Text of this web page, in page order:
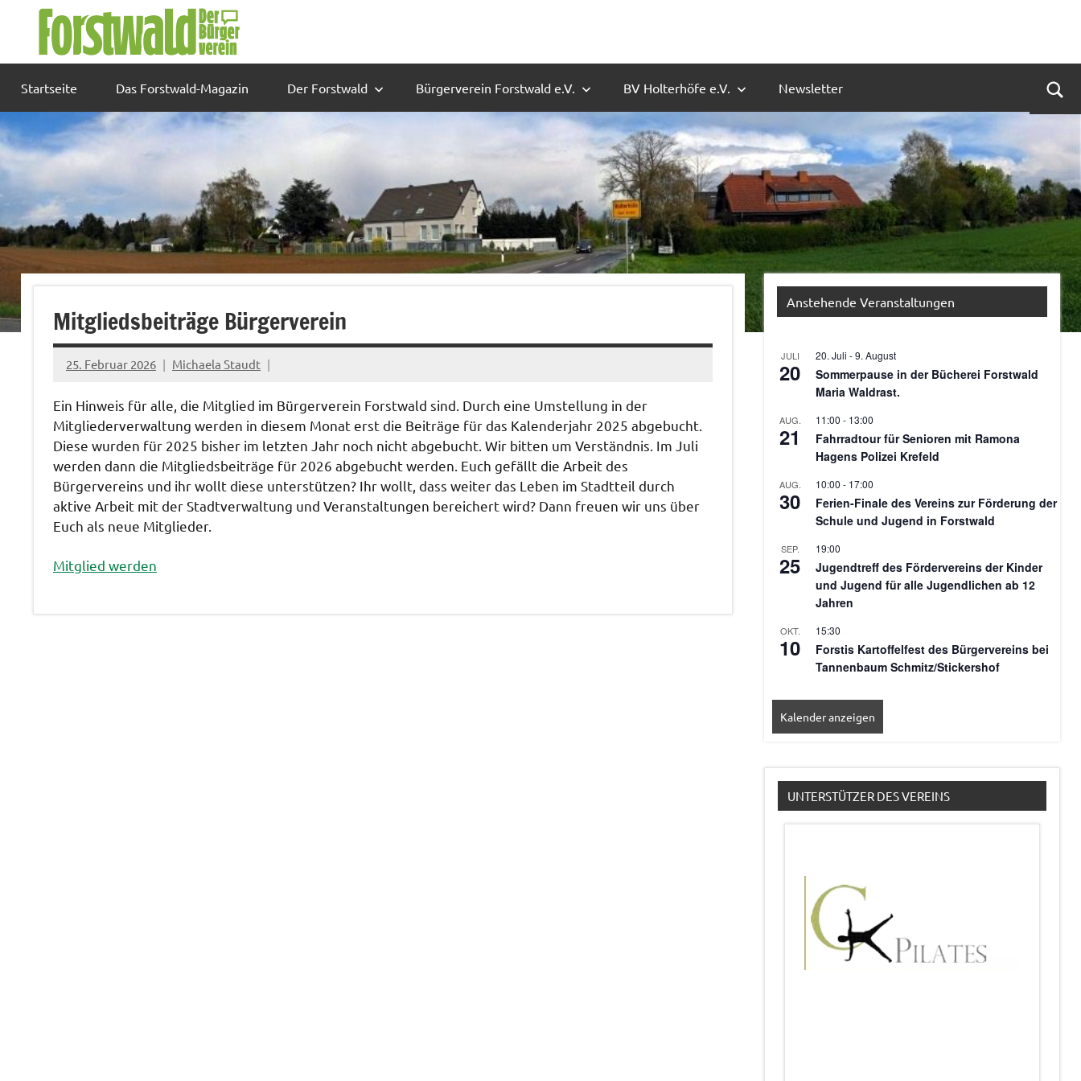
Startseite Das Forstwald-Magazin Der Forstwald Bürgerverein Forstwald e.V. BV Holterhöfe e.V. Newsletter
Mitgliedsbeiträge Bürgerverein
25. Februar 2026 Michaela Staudt
Ein Hinweis für alle, die Mitglied im Bürgerverein Forstwald sind. Durch eine Umstellung in der
Mitgliederverwaltung werden in diesem Monat erst die Beiträge für das Kalenderjahr 2025 abgebucht.
Diese wurden für 2025 bisher im letzten Jahr noch nicht abgebucht. Wir bitten um Verständnis. Im Juli
werden dann die Mitgliedsbeiträge für 2026 abgebucht werden. Euch gefällt die Arbeit des
Bürgervereins und ihr wollt diese unterstützen? Ihr wollt, dass weiter das Leben im Stadtteil durch
aktive Arbeit mit der Stadtverwaltung und Veranstaltungen bereichert wird? Dann freuen wir uns über
Euch als neue Mitglieder.
Mitglied werden
Anstehende Veranstaltungen
JULI
20
20. Juli -9. August
Sommerpause in der Bücherei Forstwald
Maria Waldrast.
AUG.
21
11:00 - 13:00
Fahrradtour für Senioren mit Ramona
Hagens Polizei Krefeld
AUG.
30
10:00 - 17:00
Ferien-Finale des Vereins zur Förderung der
Schule und Jugend in Forstwald
SEP.
25
19:00
Jugendtreff des Fördervereins der Kinder
und Jugend für alle Jugendlichen ab 12
Jahren
OKT.
10
15:30
Forstis Kartoffelfest des Bürgervereins bei
Tannenbaum Schmitz/Stickershof
Kalender anzeigen
UNTERSTÜTZER DES VEREINS